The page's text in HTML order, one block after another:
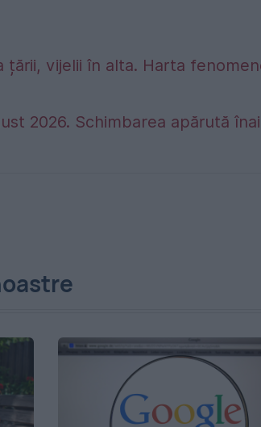
țării, vijelii în alta. Harta
2026. Schimbarea apărută